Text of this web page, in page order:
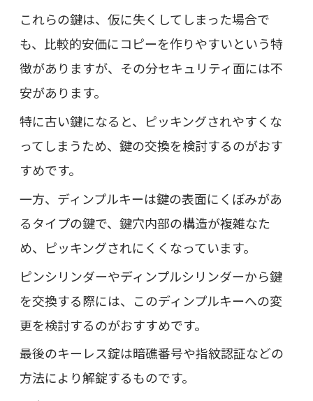
これらの鍵は、仮に失くしてしまった場合で
も、比較的安価にコピーを作りやすいという特
徴がありますが、その分セキュリティ面には不
安があります。
特に古い鍵になると、ピッキングされやすくな
ってしまうため、鍵の交換を検討するのがおす
すめです。
一方、ディンプルキーは鍵の表面にくぼみがあ
るタイプの鍵で、鍵穴内部の構造が複雑なた
め、ピッキングされにくくなっています。
ピンシリンダーやディンプルシリンダーから鍵
を交換する際には、このディンプルキーへの変
更を検討するのがおすすめです。
最後のキーレス錠は暗礁番号や指紋認証などの
方法により解錠するものです。